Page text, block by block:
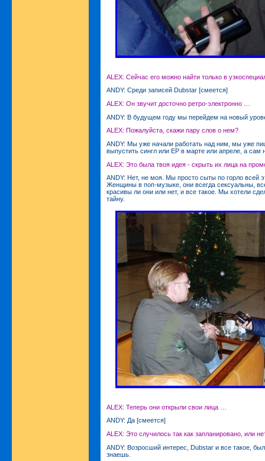
ALEX: Сейчас его можно найти только в
ANDY: Среди записей Dubstar [смеется]
ALEX: Он звучит досточно ретро-электронно …
ANDY: В будущем году мы перейдем на новый
ALEX: Пожалуйста, скажи пару слов о нем?
ANDY: Мы уже начали работать над ним, мы уже
выпустить сингл или EP в марте или апреле, а сам
ALEX: Это была твоя идея - скрыть их лица на
ANDY: Нет, не моя. Мы просто сыты по горло всей
Женщины в поп-музыке, они всегда сексуальны,
красивы ли они или нет, и все такое. Мы хотели
тайну.
ALEX: Теперь они открыли свои лица …
ANDY: Да [смеется]
ALEX: Это случилось так как запланировано, или
ANDY: Возросший интерес, Dubstar и все такое,
знаешь.